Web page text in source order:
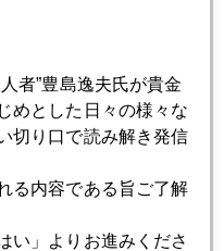
で１８００ドル暴落
相乗効果も
者”豊島逸夫氏が貴金
めとした日々の様々な
切り口で読み解き発信
る内容である旨ご了解
い」よりお進みくださ